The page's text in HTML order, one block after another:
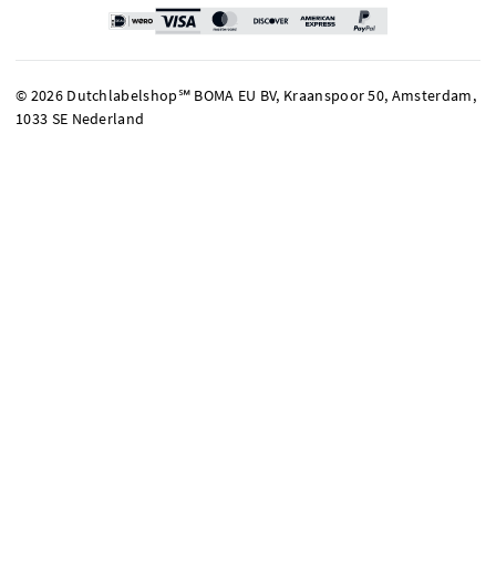
© 2026 Dutchlabelshop℠ BOMA EU BV, Kraanspoor 50, Amsterdam,
1033 SE Nederland